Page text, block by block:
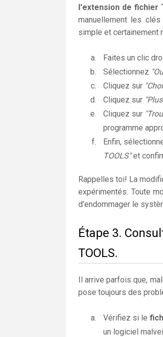
l'extension de fichier
manuellement les
simple et certainement
Faites un clic
Sélectionnez
Cliquez sur
Cliquez sur
Cliquez sur
programme
Enfin,
TOOLS"et
Rappelles toi! La
expérimentés. Toute
d’endommager le
Étape 3.
TOOLS.
Il arrive parfois que,
pose toujours des
Vérifiez si le
un logiciel